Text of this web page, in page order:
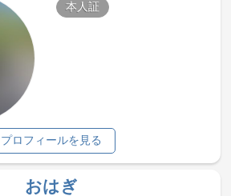
本人証
プロフィールを見る
おはぎ